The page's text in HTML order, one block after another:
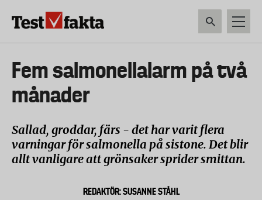
Huvudmeny
ny
VERKTYG &
Fem salmonellalarm på två
månader
Sallad, groddar, färs - det har varit flera
varningar för salmonella på sistone. Det blir
allt vanligare att grönsaker sprider smittan.
REDAKTÖR: SUSANNE STÅHL